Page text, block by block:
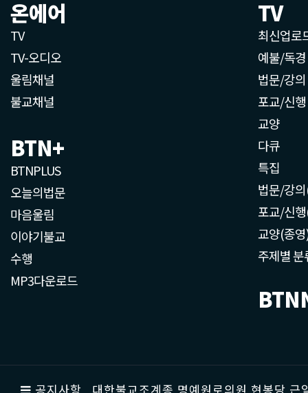
온에어
TV
TV-오디오
울림채널
불교채널
BTN+
BTNPLUS
오늘의법문
마음울림
이야기불교
수행
MP3다운로드
TV
최신업로
예불/독경
법문/강의
포교/신행
교양
다큐
특집
법문/강
포교/신
교양(종
주제별 분
공지사항 대한불교조계종 명예원로의원 현봉당